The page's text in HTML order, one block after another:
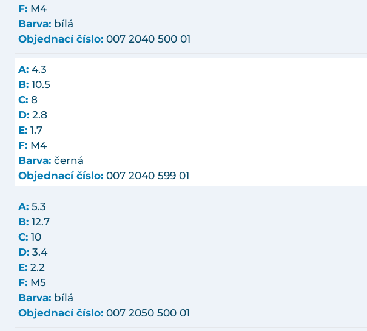
F: M4
Barva: bílá
Objednací číslo: 007 2040 500 01
A: 4.3
B: 10.5
C: 8
D: 2.8
E: 1.7
F: M4
Barva: černá
Objednací číslo: 007 2040 599 01
A: 5.3
B: 12.7
C: 10
D: 3.4
E: 2.2
F: M5
Barva: bílá
Objednací číslo: 007 2050 500 01